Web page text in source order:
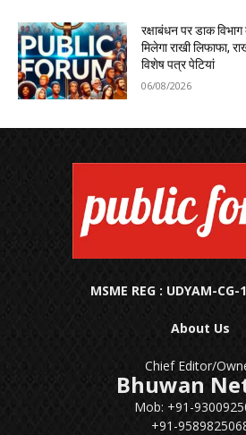
रक्षाबंधन पर डाक
मिलेगा राखी लिफाफा,
विशेष पत्र पेटियां
06/08/2026
MSME REG : UDYAM-
About Us
Chief Editor/
Bhuwan
Mob: +91-
+91-